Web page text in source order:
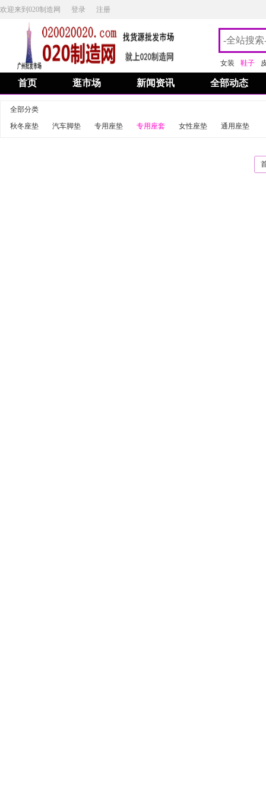
欢迎来到020制造网 登录 注册
女装 鞋子
首页 逛市场 新闻资讯 全部动态
全部分类
秋冬座垫
汽车脚垫 专用座垫 专用座套 女性座垫 通用座垫